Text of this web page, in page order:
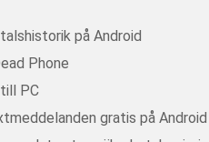
på Android
Phone
PC
gratis på Android